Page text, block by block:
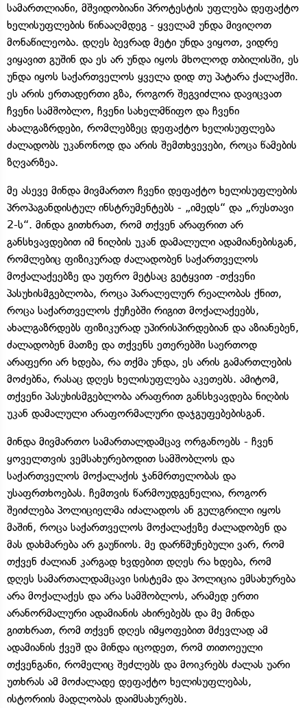
სამართლიანი, მშვიდობიანი პროტესტის უფლება დეფაქტო
ხელისუფლების წინააღმდეგ - ყველამ უნდა მივიღოთ
მონაწილეობა. დღეს ბევრად მეტი უნდა ვიყოთ, ვიდრე
ვიყავით გუშინ და ეს არ უნდა იყოს მხოლოდ თბილისში, ეს
უნდა იყოს საქართველოს ყველა დიდ თუ პატარა ქალაქში.
ეს არის ერთადერთი გზა, როგორ შეგვიძლია დავიცვათ
ჩვენი სამშობლო, ჩვენი სახელმწიფო და ჩვენი
ახალგაზრდები, რომლებზეც დეფაქტო ხელისუფლება
ძალადობს უკანონოდ და არის შემთხვევები, როცა წამების
ზღვარზეა.
მე ასევე მინდა მივმართო ჩვენი დეფაქტო ხელისუფლების
პროპაგანდისტულ ინსტრუმენტებს - „იმედს“ და „რუსთავი
2-ს“. მინდა გითხრათ, რომ თქვენ არაფრით არ
განსხვავდებით იმ ნიღბის უკან დამალული ადამიანებისგან,
რომლებიც ფიზიკურად ძალადობენ საქართველოს
მოქალაქეებზე და უფრო მეტსაც გეტყვით -თქვენი
პასუხისმგებლობა, როცა პარალელურ რეალობას ქნით,
როცა საქართველოს ქუჩებში რიგით მოქალაქეებს,
ახალგაზრდებს ფიზიკურად უპირისპირდებიან და აზიანებენ,
ძალადობენ მათზე და თქვენს ეთერებში საერთოდ
არაფერი არ ხდება, რა თქმა უნდა, ეს არის გამართლების
მოძებნა, რასაც დღეს ხელისუფლება აკეთებს. ამიტომ,
თქვენი პასუხისმგებლობა არაფრით განსხვავდება ნიღბის
უკან დამალული არაფორმალური დაჯგუფებებისგან.
მინდა მივმართო სამართალდამცავ ორგანოებს - ჩვენ
ყოველთვის ვემსახურებოდით სამშობლოს და
საქართველოს მოქალაქის ჯანმრთელობას და
უსაფრთხოებას. ჩემთვის წარმოუდგენელია, როგორ
შეიძლება პოლიციელმა იძალადოს ან გულგრილი იყოს
მაშინ, როცა საქართველოს მოქალაქეზე ძალადობენ და
მას დახმარება არ გაუწიოს. მე დარწმუნებული ვარ, რომ
თქვენ ძალიან კარგად ხვდებით დღეს რა ხდება, რომ
დღეს სამართალდამცავი სისტემა და პოლიცია ემსახურება
არა მოქალაქეს და არა სამშობლოს, არამედ ერთი
არანორმალური ადამიანის ახირებებს და მე მინდა
გითხრათ, რომ თქვენ დღეს იმყოფებით მძევლად ამ
ადამიანის ქვეშ და მინდა იცოდეთ, რომ თითოეული
თქვენგანი, რომელიც შეძლებს და მოიკრებს ძალას უარი
უთხრას ამ მოძალადე დეფაქტო ხელისუფლებას,
ისტორიის მადლობას დაიმსახურებს.